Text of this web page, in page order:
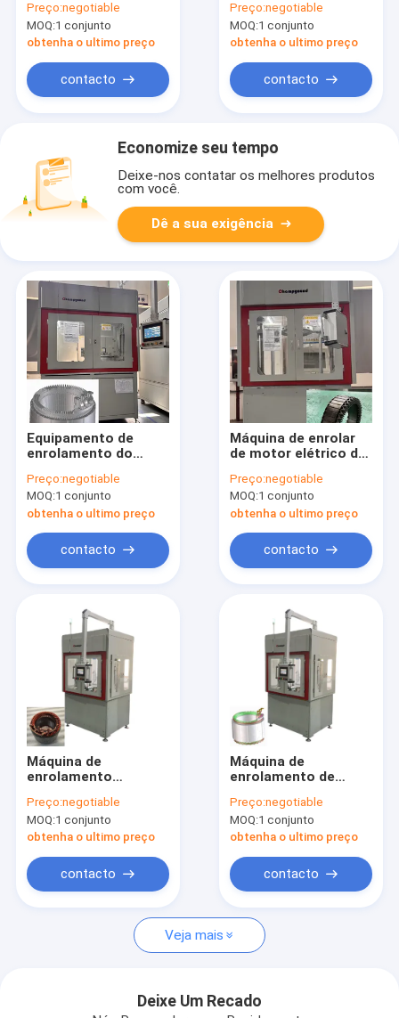
Equipamento de
torção de motor
elétrico
Preço:negotiable
MOQ:1 conjunto
obtenha o ultimo preço
contacto
de enrolamento para
Golf Cart Stator
Preço:negotiable
MOQ:1 conjunto
obtenha o ultimo preço
contacto
Economize seu tempo
Deixe-nos contatar os melhores produtos
com você.
Dê a sua exigência
Equipamento de
enrolamento do
multicamadas
Máquina de enrolar
Preço:negotiable
MOQ:1 conjunto
obtenha o ultimo preço
contacto
Máquina de enrolar
de motor elétrico de
de estator Torção
automática
Preço:negotiable
MOQ:1 conjunto
obtenha o ultimo preço
contacto
Máquina de
enrolamento
motor de torção
Enrolador de agulha
para estator de três
Preço:negotiable
MOQ:1 conjunto
obtenha o ultimo preço
contacto
Máquina de
enrolamento de
de motor elétrico de
um estágio
Preço:negotiable
MOQ:1 conjunto
obtenha o ultimo preço
contacto
Veja mais
Deixe Um Recado